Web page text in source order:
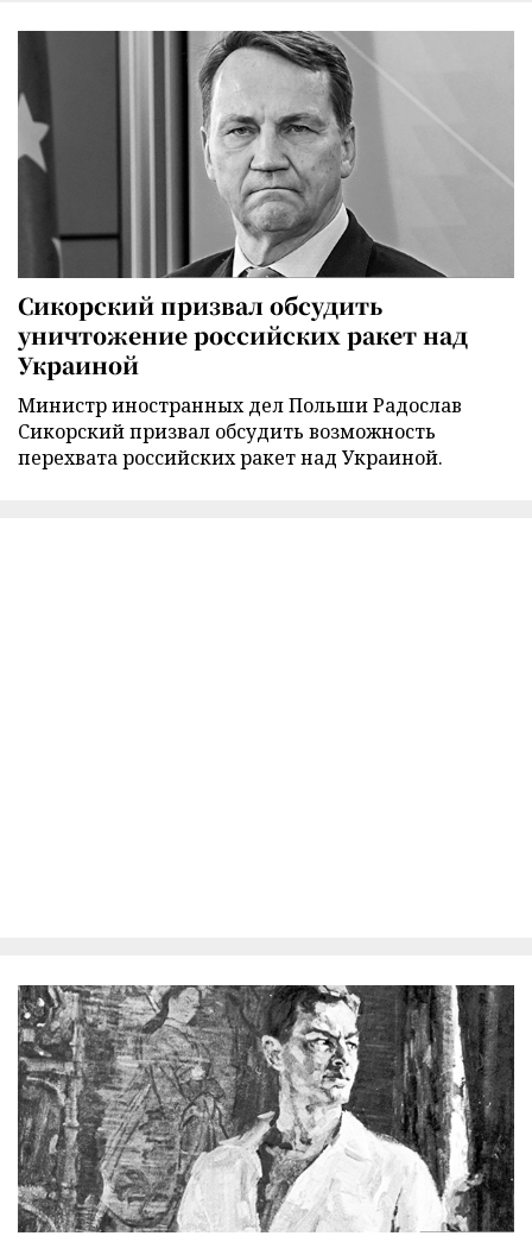
Сикорский призвал обсудить
уничтожение российских ракет над
Украиной
Министр иностранных дел Польши Радослав
Сикорский призвал обсудить возможность
перехвата российских ракет над Украиной.